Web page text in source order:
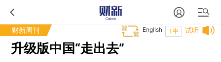
财新周刊 试听
T中
English
升级版中国“走出去”